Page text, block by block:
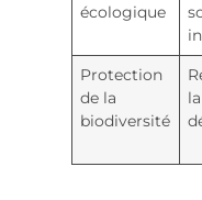
écologique
Protection
de la
biodiversité
la